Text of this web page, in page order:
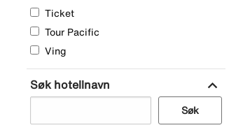
Ticket
Tour Pacific
Ving
Søk hotellnavn expand_more
Søk